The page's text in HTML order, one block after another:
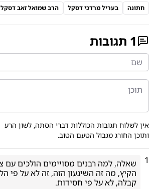
חתונה בעריל מרדכי דסקל הרב שמואל זאב דסקל
1 תגובות
אין לשלוח תגובות הכוללות דברי הסתה, לשון הרע
ותוכן החורג מגבול הטעם הטוב.
1
קבלה, לא על פי חסידות.